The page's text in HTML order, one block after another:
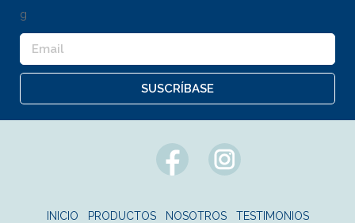
SUSCRÍBASE
INICIO PRODUCTOS NOSOTROS TESTIMONIOS